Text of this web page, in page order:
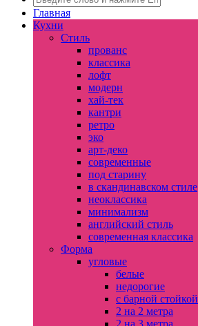
Главная
Кухни
Стиль
прованс
классика
лофт
модерн
хай-тек
кантри
ретро
эко
арт-деко
современные
под старину
в скандинавском стиле
неоклассика
минимализм
английский стиль
современная классика
Форма
угловые
белые
недорогие
с барной стойкой
2 на 2 метра
2 на 3 метра